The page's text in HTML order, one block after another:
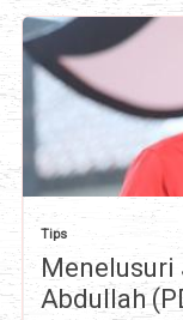
Tips
Menelusuri
Abdullah